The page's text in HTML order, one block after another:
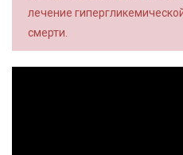
лечение
смерти.